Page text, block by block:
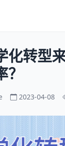
化转型
2023-04-08